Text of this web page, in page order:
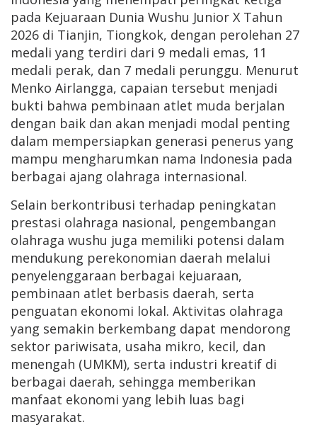
pada Kejuaraan Dunia Wushu Junior X Tahun
2026 di Tianjin, Tiongkok, dengan perolehan 27
medali yang terdiri dari 9 medali emas, 11
medali perak, dan 7 medali perunggu. Menurut
Menko Airlangga, capaian tersebut menjadi
bukti bahwa pembinaan atlet muda berjalan
dengan baik dan akan menjadi modal penting
dalam mempersiapkan generasi penerus yang
mampu mengharumkan nama Indonesia pada
berbagai ajang olahraga internasional.
Selain berkontribusi terhadap peningkatan
prestasi olahraga nasional, pengembangan
olahraga wushu juga memiliki potensi dalam
mendukung perekonomian daerah melalui
penyelenggaraan berbagai kejuaraan,
pembinaan atlet berbasis daerah, serta
penguatan ekonomi lokal. Aktivitas olahraga
yang semakin berkembang dapat mendorong
sektor pariwisata, usaha mikro, kecil, dan
menengah (UMKM), serta industri kreatif di
berbagai daerah, sehingga memberikan
manfaat ekonomi yang lebih luas bagi
masyarakat.